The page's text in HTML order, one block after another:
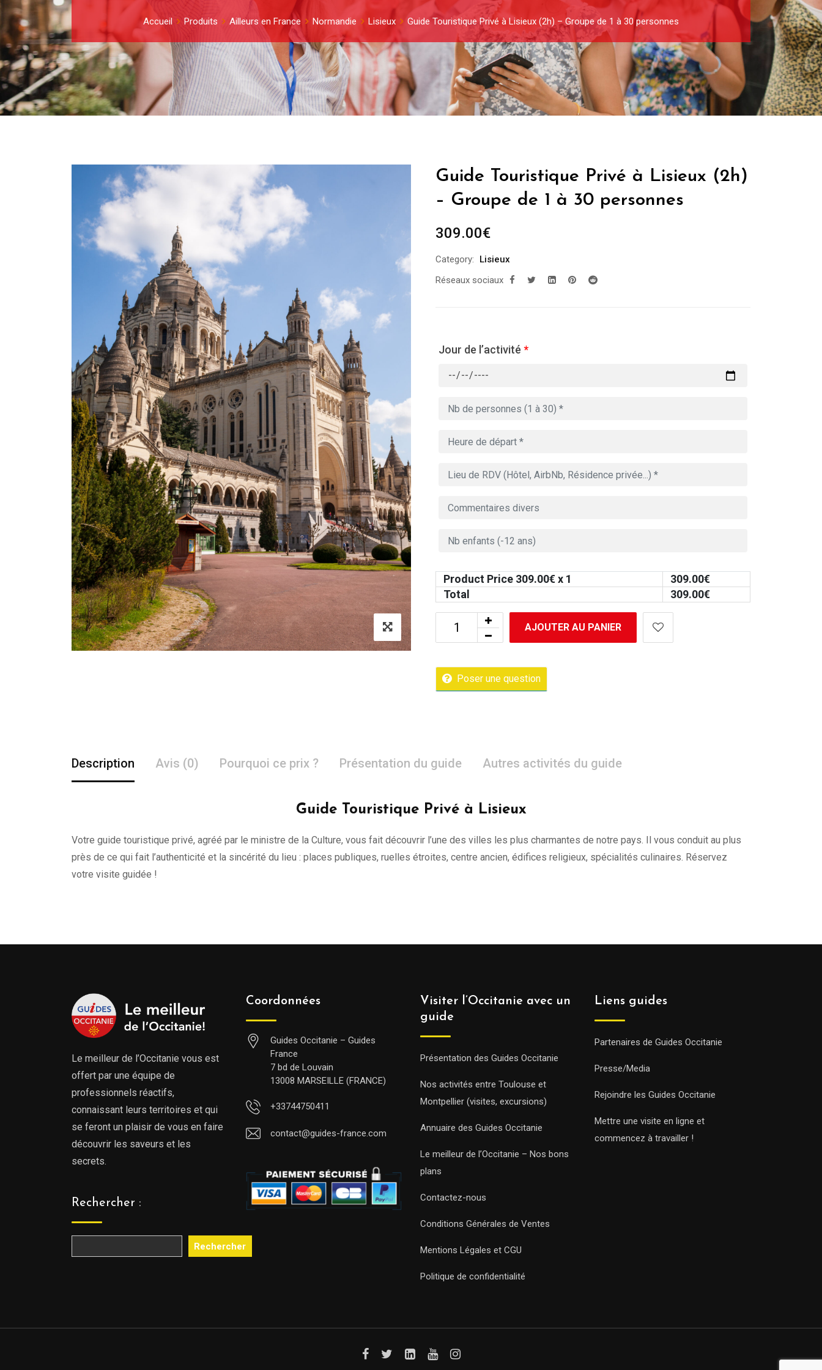
Accueil Produits Ailleurs en France Normandie Lisieux Guide Touristique Privé à Lisieux (2h) – Groupe de 1 à 30 personnes
Guide Touristique Privé à Lisieux (2h)
– Groupe de 1 à 30 personnes
309.00€
Category:
Lisieux
Réseaux sociaux
Jour de l’activité *
Product Price 309.00€ x 1 309.00€
Total
309.00€
AJOUTER AU PANIER
Poser une question
Description Avis (0) Pourquoi ce prix ? Présentation du guide Autres activités du guide
Guide Touristique Privé à Lisieux
Votre guide touristique privé, agréé par le ministre de la Culture, vous fait découvrir l’une des villes les plus charmantes de notre pays. Il vous conduit au plus
près de ce qui fait l’authenticité et la sincérité du lieu : places publiques, ruelles étroites, centre ancien, édifices religieux, spécialités culinaires. Réservez
votre visite guidée !
Le meilleur de l’Occitanie vous est
offert par une équipe de
professionnels réactifs,
connaissant leurs territoires et qui
se feront un plaisir de vous en faire
découvrir les saveurs et les
secrets.
Rechercher :
Rechercher
Coordonnées
Guides Occitanie – Guides
France
7 bd de Louvain
13008 MARSEILLE (FRANCE)
+33744750411
contact@guides-france.com
Visiter l’Occitanie avec un
guide
Présentation des Guides Occitanie
Nos activités entre Toulouse et
Montpellier (visites, excursions)
Annuaire des Guides Occitanie
Le meilleur de l’Occitanie – Nos bons
plans
Contactez-nous
Conditions Générales de Ventes
Mentions Légales et CGU
Politique de confidentialité
Liens guides
Partenaires de Guides Occitanie
Presse/Media
Rejoindre les Guides Occitanie
Mettre une visite en ligne et
commencez à travailler !